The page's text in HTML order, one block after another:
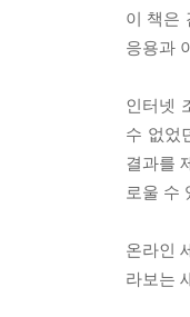
이 책은
응용과
인터넷
수 없었
결과를
로울 수
온라인
라보는